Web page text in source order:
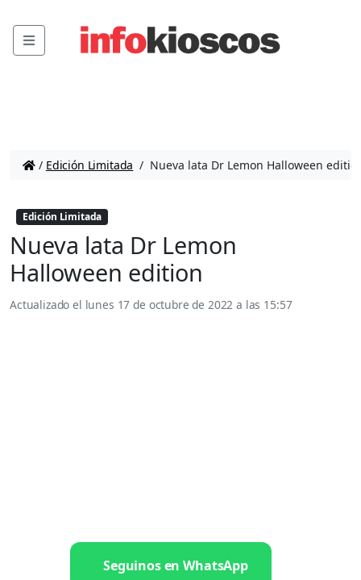
Menu
/ Edición Limitada / Nueva lata Dr Lemon Halloween
Edición Limitada
Nueva lata Dr Lemon
Halloween edition
Actualizado el lunes 17 de octubre de 2022 a las 15:57
Seguinos en WhatsApp